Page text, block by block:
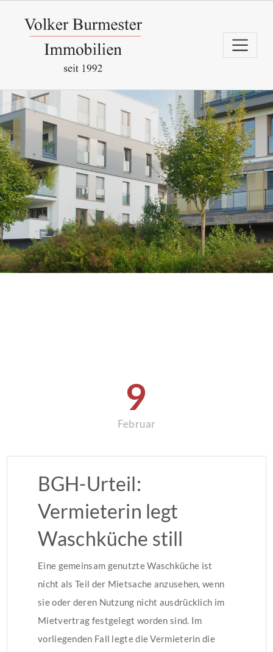
9
Februar
BGH-Urteil:
Vermieterin legt
Waschküche still
Eine gemeinsam genutzte Waschküche ist
nicht als Teil der Mietsache anzusehen, wenn
sie oder deren Nutzung nicht ausdrücklich im
Mietvertrag festgelegt worden sind. Im
vorliegenden Fall legte die Vermieterin die